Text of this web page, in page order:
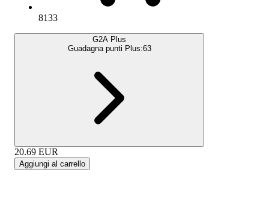
8133
G2A Plus
Guadagna punti Plus:63
20.69 EUR
Aggiungi al carrello